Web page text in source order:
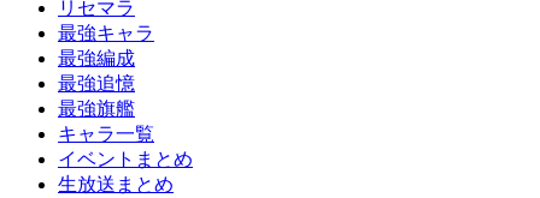
リセマラ
最強キャラ
最強編成
最強追憶
最強旗艦
キャラ一覧
イベントまとめ
生放送まとめ